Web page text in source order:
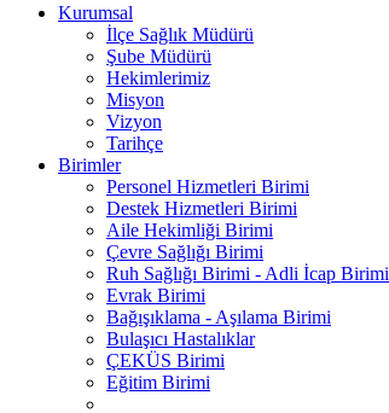
Kurumsal
İlçe Sağlık Müdürü
Şube Müdürü
Hekimlerimiz
Misyon
Vizyon
Tarihçe
Birimler
Personel Hizmetleri Birimi
Destek Hizmetleri Birimi
Aile Hekimliği Birimi
Çevre Sağlığı Birimi
Ruh Sağlığı Birimi - Adli İcap Birimi
Evrak Birimi
Bağışıklama - Aşılama Birimi
Bulaşıcı Hastalıklar
ÇEKÜS Birimi
Eğitim Birimi